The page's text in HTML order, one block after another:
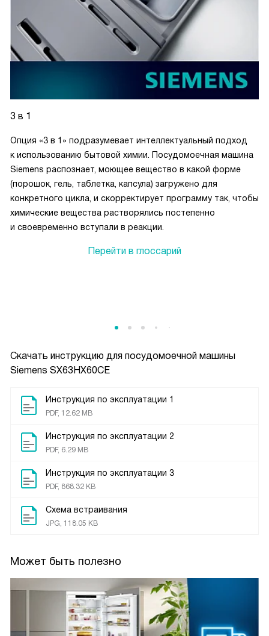
Скачать инструкцию для посудомоечной машины
Siemens SX63HX60CE
Инструкция по эксплуатации 1
PDF, 12.62 MB
Инструкция по эксплуатации 2
PDF, 6.29 MB
Инструкция по эксплуатации 3
PDF, 868.32 KB
Схема встраивания
JPG, 118.05 KB
Может быть полезно
3 в 1
Опция «3 в 1» подразумевает интеллектуальный подход
к использованию бытовой химии. Посудомоечная машина
Siemens распознает, моющее вещество в какой форме
(порошок, гель, таблетка, капсула) загружено для
конкретного цикла, и скорректирует программу так, чтобы
химические вещества растворялись постепенно
и своевременно вступали в реакции.
Перейти в глоссарий